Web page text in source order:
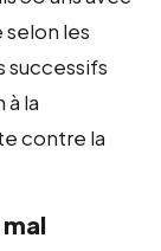
selon les
successifs
à la
contre la